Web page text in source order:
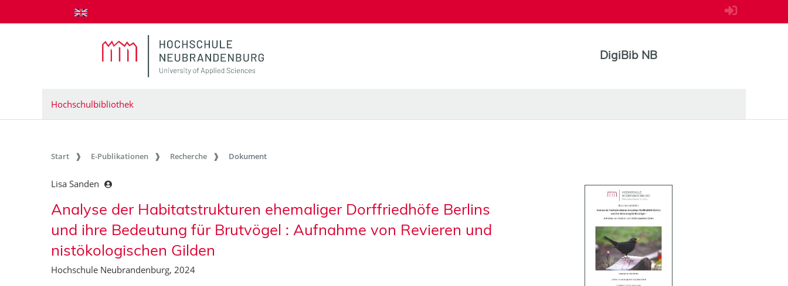
zum Inhalt springen
DigiBib NB
Hochschulbibliothek
Start E-Publikationen Recherche Dokument
Lisa Sanden
Analyse der Habitatstrukturen ehemaliger Dorffriedhöfe Berlins
und ihre Bedeutung für Brutvögel : Aufnahme von Revieren und
nistökologischen Gilden
Hochschule Neubrandenburg, 2024